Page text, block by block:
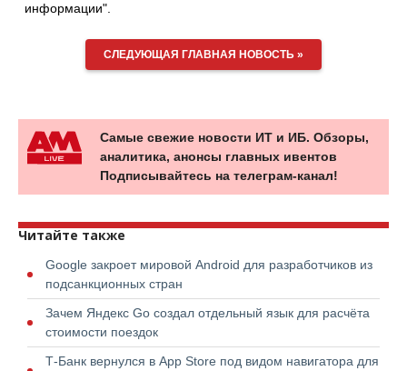
информации".
СЛЕДУЮЩАЯ ГЛАВНАЯ НОВОСТЬ »
Самые свежие новости ИТ и ИБ. Обзоры,
аналитика, анонсы главных ивентов
Подписывайтесь на телеграм-канал!
Читайте также
Google закроет мировой Android для разработчиков из
подсанкционных стран
Зачем Яндекс Go создал отдельный язык для расчёта
стоимости поездок
Т-Банк вернулся в App Store под видом навигатора для